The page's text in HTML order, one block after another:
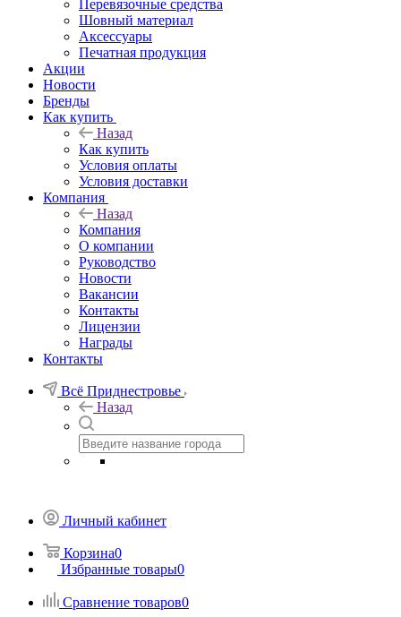
Перевязочные средства
Шовный материал
Аксессуары
Печатная продукция
Акции
Новости
Бренды
Как купить
Назад
Как купить
Условия оплаты
Условия доставки
Компания
Назад
Компания
О компании
Руководство
Новости
Вакансии
Контакты
Лицензии
Награды
Контакты
Всё Приднестровье
Назад
Личный кабинет
Корзина0
Избранные товары0
Сравнение товаров0